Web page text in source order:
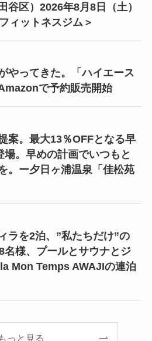
谷区）2026年8月8日（土）
ィットネスジム＞
やってきた。「ハイエース
で予約販売開始
案。最大13％OFFとなる早
。早めの計画でいつもと
。ー夕日ヶ浦温泉「佳松苑
ラを2泊、”私たちだけ”の
名様、プールとサウナとジ
Mon Temps AWAJIの連泊
もっと見る